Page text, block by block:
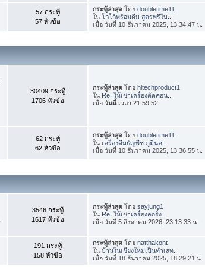
57 กระทู้
57 หัวข้อ
กระทู้ล่าสุด โดยdoubletime11
ในโกโก้พร้อมดื่ม สูตรพรีไบ...
เมื่อ วันที่ 10 ธันวาคม 2025, 13:34:47 น.
30409 กระทู้
1706 หัวข้อ
กระทู้ล่าสุด โดยhitechproduct1
ใน Re: ให้เช่าเครื่องตัดคอน...
เมื่อวันนี้เวลา 21:59:52
62 กระทู้
62 หัวข้อ
กระทู้ล่าสุด โดยdoubletime11
ในเครื่องดื่มธัญพืช ภูมีนค...
เมื่อ วันที่ 10 ธันวาคม 2025, 13:36:55 น.
3546 กระทู้
1617 หัวข้อ
กระทู้ล่าสุด โดยsayjung1
ใน Re: ให้เช่าเครื่องคอริ่ง...
เมื่อ วันที่ 5 สิงหาคม 2026, 23:13:33 น.
191 กระทู้
158 หัวข้อ
กระทู้ล่าสุด โดยnatthakont
ในบ้านในเชียงใหม่เป็นทำเลท...
เมื่อ วันที่ 18 ธันวาคม 2025, 18:29:21 น.